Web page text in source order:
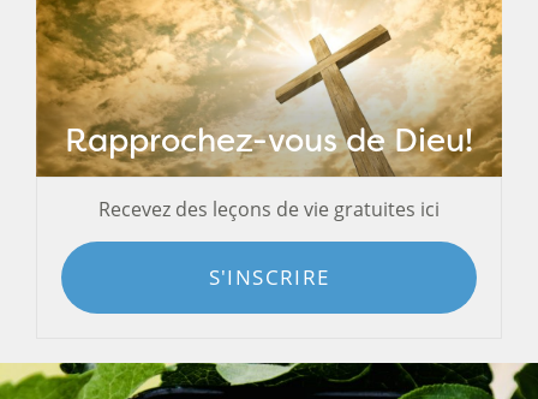
Rapprochez-vous de Dieu!
Recevez des leçons de vie gratuites ici
S'INSCRIRE